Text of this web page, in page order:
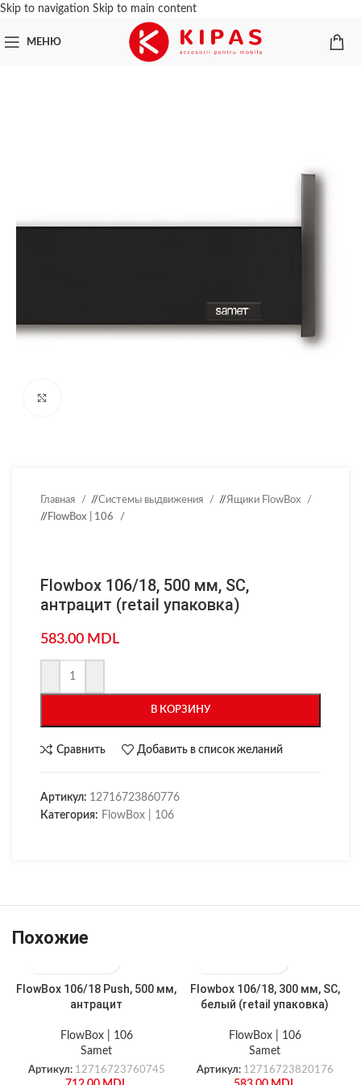
Skip to navigation Skip to main content
МЕНЮ
Главная / Системы выдвижения / Ящики FlowBox
/ FlowBox | 106
Flowbox 106/18, 500 мм, SC,
антрацит (retail упаковка)
583.00 MDL
В КОРЗИНУ
Сравнить Добавить в список желаний
Артикул: 12716723860776
Категория: FlowBox | 106
Похожие
FlowBox 106/18 Push, 500 мм,
антрацит
FlowBox | 106
Samet
Артикул: 12716723760745
Flowbox 106/18, 300 мм, SC,
белый (retail упаковка)
FlowBox | 106
Samet
Артикул: 12716723820176